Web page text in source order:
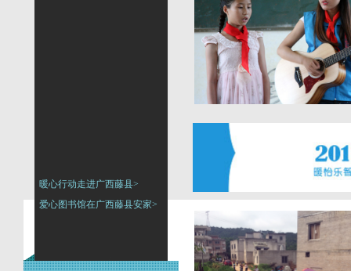
暖心行动走进广西藤县>
爱心图书馆在广西藤县安家>